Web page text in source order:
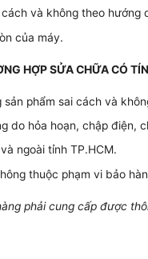
cách và không theo hướng
của máy.
HỢP SỬA CHỮA CÓ
sản phẩm sai cách và
do hỏa hoạn, chập điện,
ngoài tỉnh TP.HCM.
thuộc phạm vi bảo
phải cung cấp được